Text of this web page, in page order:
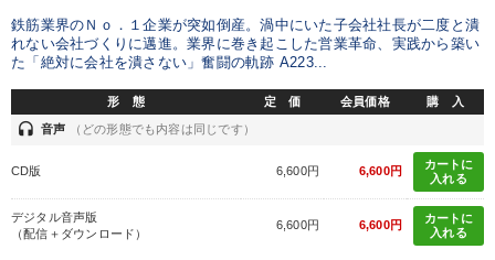
鉄筋業界のＮｏ．１企業が突如倒産。渦中にいた子会社社長が二度と潰
れない会社づくりに邁進。業界に巻き起こした営業革命、実践から築い
た「絶対に会社を潰さない」奮闘の軌跡 A223...
形 態 定 価 会員価格 購 入
headset 音声 （どの形態でも内容は同じです）
CD版 6,600円 6,600円
カートに
入れる
デジタル音声版
（配信＋ダウンロード）
6,600円 6,600円
カートに
入れる